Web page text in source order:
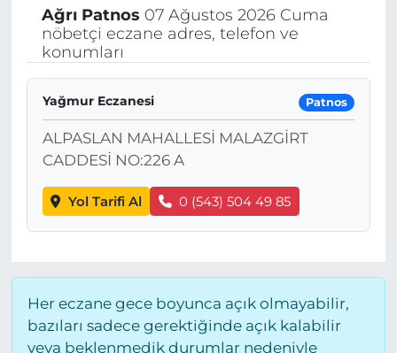
Ağrı Patnos 07 Ağustos 2026 Cuma
nöbetçi eczane adres, telefon ve
konumları
Yağmur Eczanesi Patnos
ALPASLAN MAHALLESİ MALAZGİRT
CADDESİ NO:226 A
Yol Tarifi Al 0 (543) 504 49 85
Her eczane gece boyunca açık olmayabilir,
bazıları sadece gerektiğinde açık kalabilir
veya beklenmedik durumlar nedeniyle